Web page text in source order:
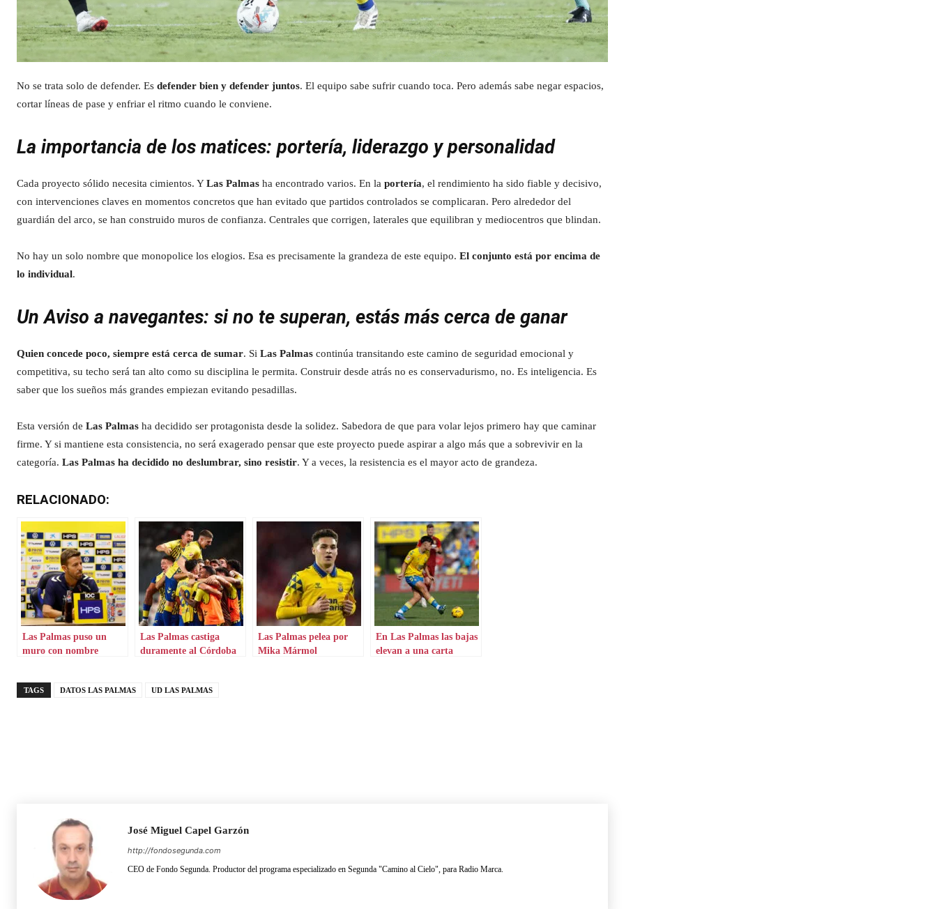
No se trata solo de defender. Es defender bien y defender juntos. El equipo sabe sufrir cuando toca. Pero además sabe negar espacios,
cortar líneas de pase y enfriar el ritmo cuando le conviene.
La importancia de los matices: portería, liderazgo y personalidad
Cada proyecto sólido necesita cimientos. YLas Palmas ha encontrado varios. En la portería, el rendimiento ha sido fiable y decisivo,
con intervenciones claves en momentos concretos que han evitado que partidos controlados se complicaran. Pero alrededor del
guardián del arco, se han construido muros de confianza. Centrales que corrigen, laterales que equilibran y mediocentros que blindan.
No hay un solo nombre que monopolice los elogios. Esa es precisamente la grandeza de este equipo. El conjunto está por encima de
lo individual.
Un Aviso a navegantes: si no te superan, estás más cerca de ganar
Quien concede poco, siempre está cerca de sumar. Si Las Palmas continúa transitando este camino de seguridad emocional y
competitiva, su techo será tan alto como su disciplina le permita. Construir desde atrás no es conservadurismo, no. Es inteligencia. Es
saber que los sueños más grandes empiezan evitando pesadillas.
Esta versión de Las Palmas ha decidido ser protagonista desde la solidez. Sabedora de que para volar lejos primero hay que caminar
firme. Y si mantiene esta consistencia, no será exagerado pensar que este proyecto puede aspirar a algo más que a sobrevivir en la
categoría. Las Palmas ha decidido no deslumbrar, sino resistir. Y a veces, la resistencia es el mayor acto de grandeza.
RELACIONADO:
Las Palmas puso un
muro con nombre
Las Palmas castiga
duramente al Córdoba
Las Palmas pelea por
Mika Mármol
En Las Palmas las bajas
elevan a una carta
TAGS DATOS LAS PALMAS UD LAS PALMAS
José Miguel Capel Garzón
http://fondosegunda.com
CEO de Fondo Segunda. Productor del programa especializado en Segunda "Camino al Cielo", para Radio Marca.